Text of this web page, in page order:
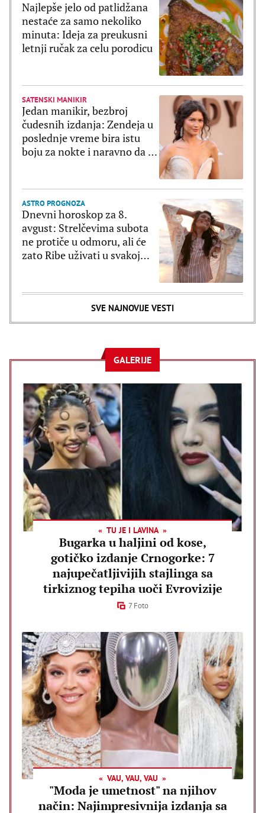
Najlepše jelo od patlidžana
nestaće za samo nekoliko
minuta: Ideja za preukusni
letnji ručak za celu porodicu
SATENSKI MANIKIR
Jedan manikir, bezbroj
čudesnih izdanja: Zendeja u
poslednje vreme bira istu
boju za nokte i naravno da je
ASTRO PROGNOZA
Dnevni horoskop za 8.
avgust: Strelčevima subota
ne protiče u odmoru, ali će
zato Ribe uživati u svakoj
SVE NAJNOVIJE VESTI
GALERIJE
TU JE I LAVINA
Bugarka u haljini od kose,
gotičko izdanje Crnogorke: 7
najupečatljivijih stajlinga sa
tirkiznog tepiha uoči Evrovizije
7 Foto
VAU, VAU, VAU
"Moda je umetnost" na njihov
način: Najimpresivnija izdanja sa